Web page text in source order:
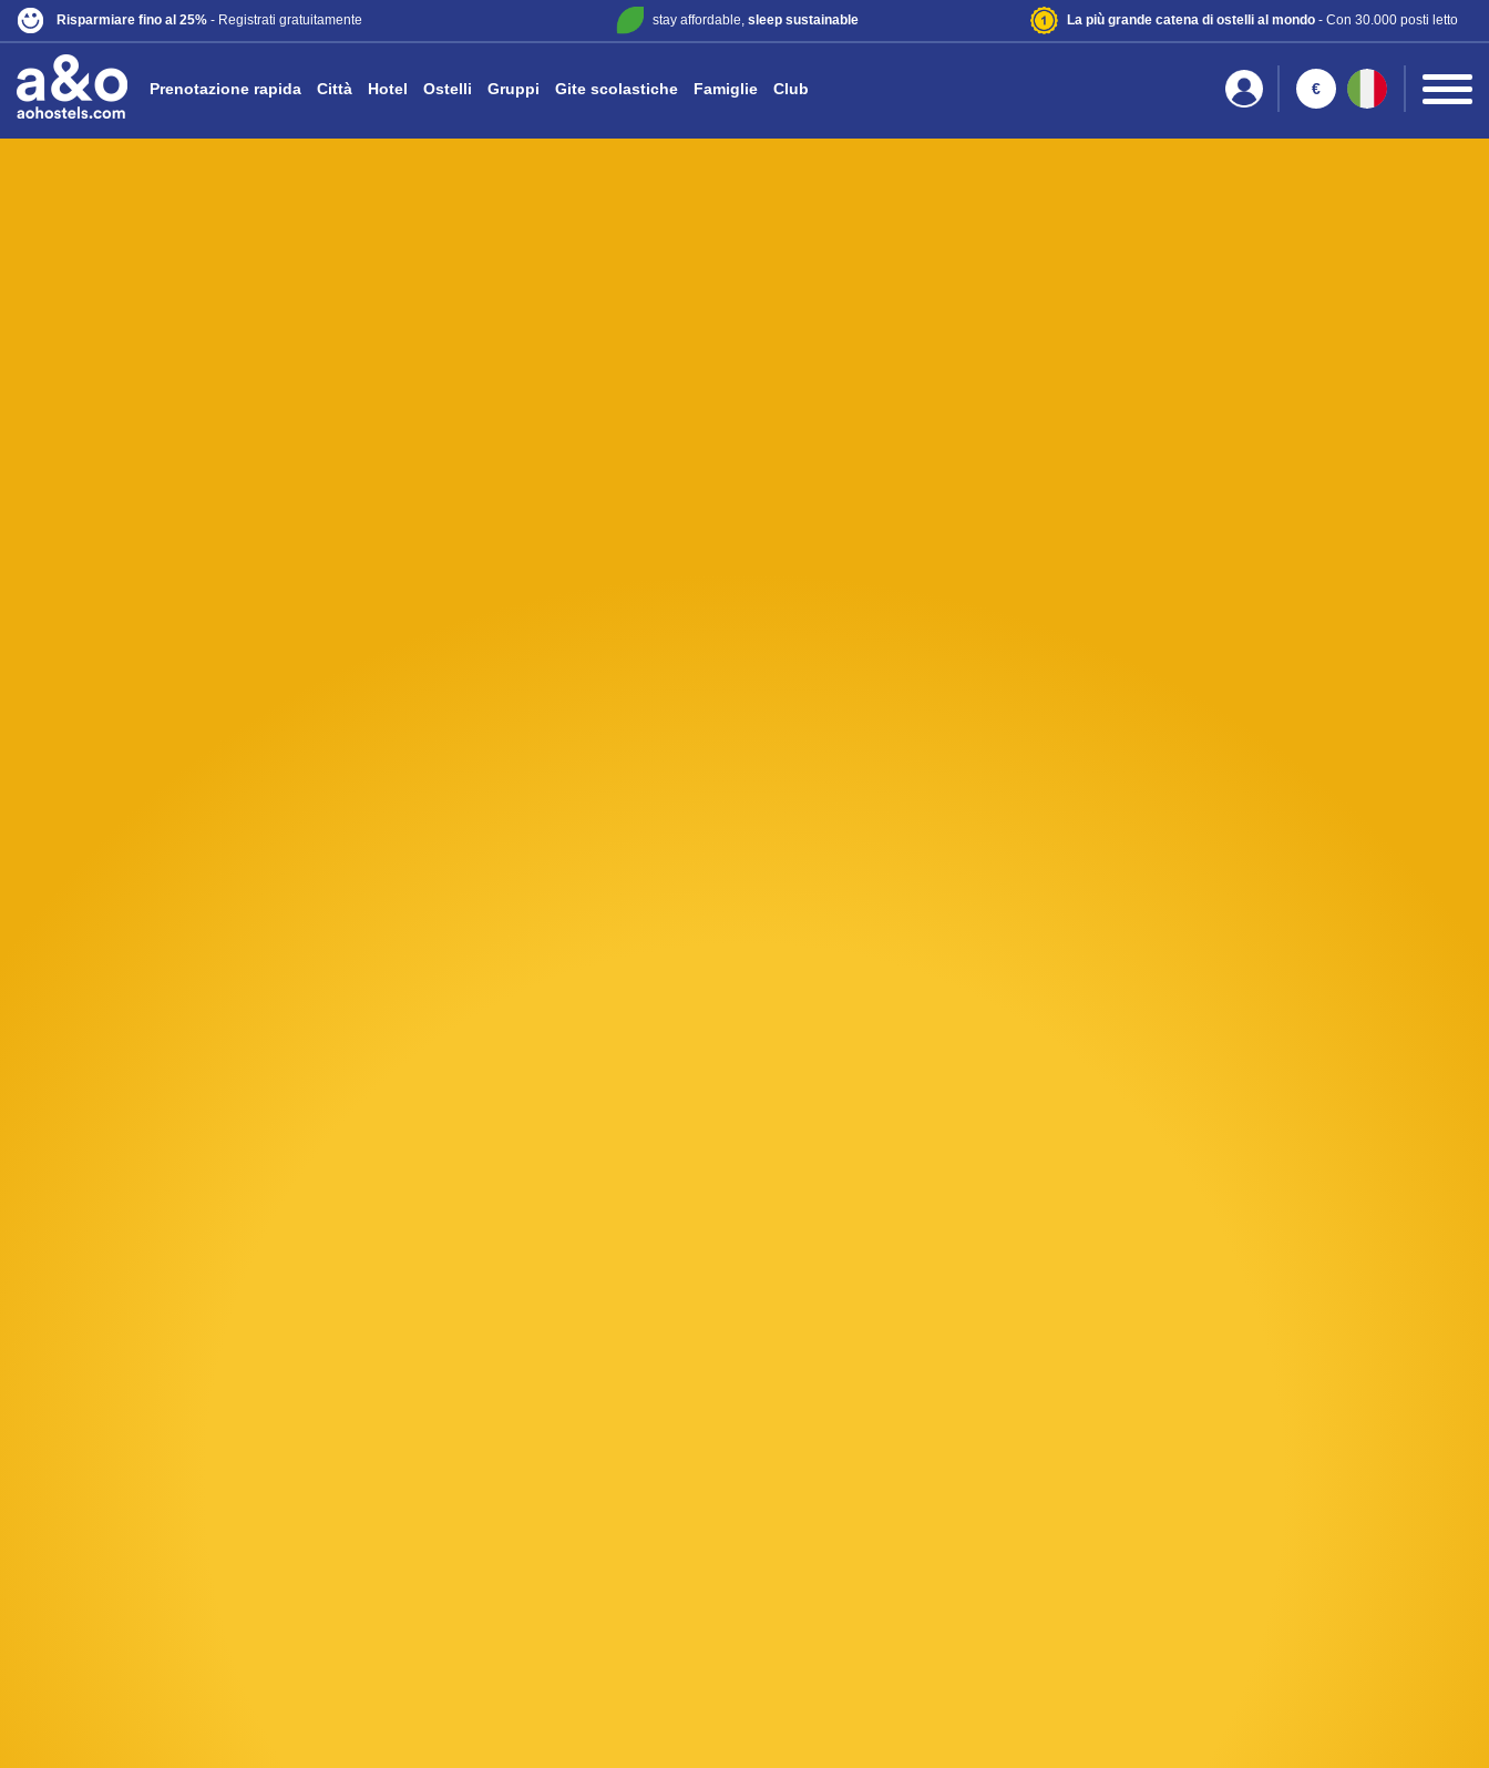
Risparmiare fino al 25% - Registrati gratuitamente stay affordable, sleep sustainable La più grande catena di ostelli al mondo- Con 30.000 posti letto
Prenotazione rapida Città Hotel Ostelli Gruppi Gite scolastiche Famiglie Club €